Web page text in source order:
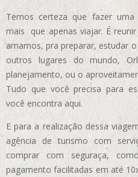
Temos certeza que fazer
mais que apenas viajar. É
amamos, pra preparar, estudar
outros lugares do mundo,
planejamento, ou o
Tudo que você precisa para
você encontra aqui.
E para a realização dessa
agência de turismo com
comprar com seguraça,
pagamento facilitadas em até